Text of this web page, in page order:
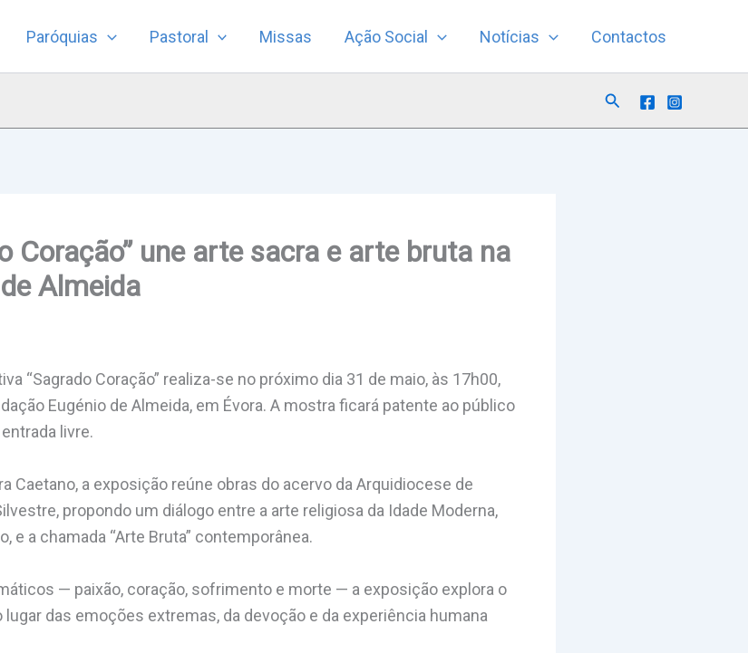
Paróquias Pastoral Missas Ação Social Notícias Contactos
Search
Coração” une arte sacra e arte bruta na
Almeida
“Sagrado Coração” realiza-se no próximo dia 31 de maio, às 17h00,
Eugénio de Almeida, em Évora. A mostra ficará patente ao público
livre.
Caetano, a exposição reúne obras do acervo da Arquidiocese de
propondo um diálogo entre a arte religiosa da Idade Moderna,
e a chamada “Arte Bruta” contemporânea.
— paixão, coração, sofrimento e morte — a exposição explora o
das emoções extremas, da devoção e da experiência humana